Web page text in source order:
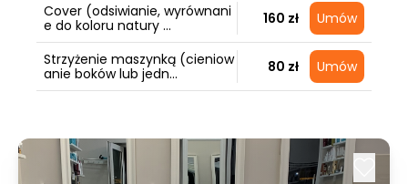
Cover (odsiwianie, wyrównani
e do koloru natury ...
160 zł Umów
Strzyżenie maszynką (cieniow
anie boków lub jedn...
80 zł Umów